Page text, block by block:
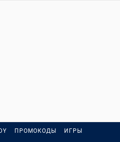
ПРОМОКОДЫ ИГРЫ